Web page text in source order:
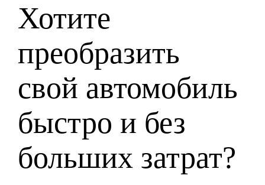
Хотите
преобразить
свой автомобиль
быстро и без
больших затрат?